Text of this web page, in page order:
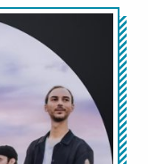
Audio-
Player